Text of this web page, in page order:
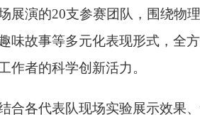
展演的20支参赛团队，围绕物
味故事等多元化表现形式，全
作者的科学创新活力。
合各代表队现场实验展示效果